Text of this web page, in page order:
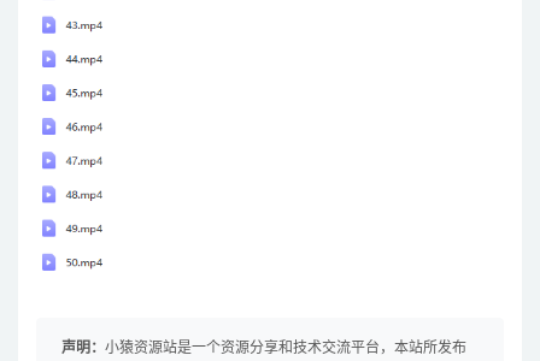
声明： 小猿资源站是一个资源分享和技术交流平台，本站所发布